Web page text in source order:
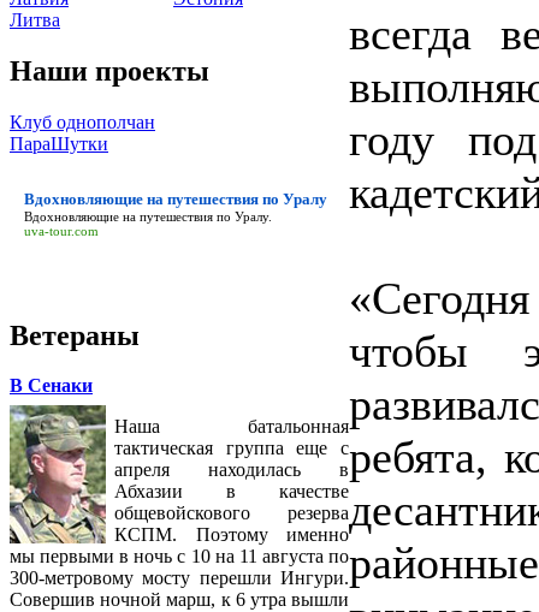
Литва
Наши проекты
Клуб однополчан
ПараШутки
Вдохновляющие на путешествия по Уралу
Вдохновляющие на путешествия по Уралу.
uva-tour.com
Ветераны
В Сенаки
Наша батальонная
тактическая группа еще с
апреля находилась в
Абхазии в качестве
общевойскового резерва
КСПМ. Поэтому именно
мы первыми в ночь с 10 на 11 августа по
300-метровому мосту перешли Ингури.
Совершив ночной марш, к 6 утра вышли
всегда
году
чтобы
ребята,